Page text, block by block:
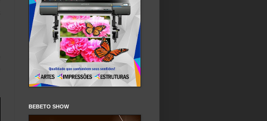
BEBETO SHOW